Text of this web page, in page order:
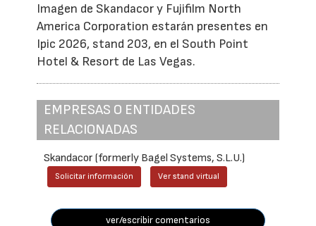
Imagen de Skandacor y Fujifilm North
America Corporation estarán presentes en
Ipic 2026, stand 203, en el South Point
Hotel & Resort de Las Vegas.
EMPRESAS O ENTIDADES
RELACIONADAS
Skandacor (formerly Bagel Systems, S.L.U.)
Solicitar información Ver stand virtual
ver/escribir comentarios